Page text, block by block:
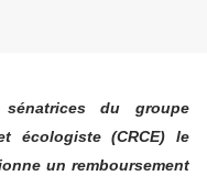
du groupe
écologiste (CRCE) le
un remboursement